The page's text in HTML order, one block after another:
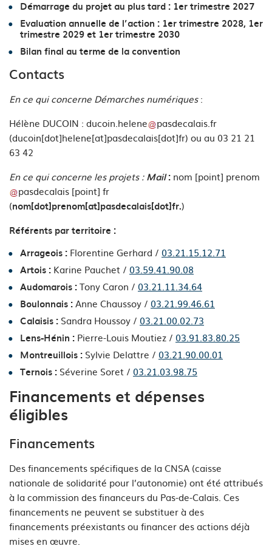
Démarrage du projet au plus tard : 1er trimestre 2027
Evaluation annuelle de l’action : 1er trimestre 2028, 1er
trimestre 2029 et 1er trimestre 2030
Bilan final au terme de la convention
Contacts
En ce qui concerne Démarches numériques:
Hélène DUCOIN : ducoin.helene pasdecalais.fr
(ducoin[dot]helene[at]pasdecalais[dot]fr) ou au 03 21 21
63 42
En ce qui concerne les projets :Mail: nom [point] prenom
pasdecalais [point] fr
(nom[dot]prenom[at]pasdecalais[dot]fr.)
Référents par territoire :
Arrageois : Florentine Gerhard / 03.21.15.12.71
Artois : Karine Pauchet / 03.59.41.90.08
Audomarois :Tony Caron / 03.21.11.34.64
Boulonnais :Anne Chaussoy / 03.21.99.46.61
Calaisis : Sandra Houssoy / 03.21.00.02.73
Lens-Hénin : Pierre-Louis Moutiez / 03.91.83.80.25
Montreuillois : Sylvie Delattre / 03.21.90.00.01
Ternois : Séverine Soret / 03.21.03.98.75
Financements et dépenses
éligibles
Financements
Des financements spécifiques de la CNSA (caisse
nationale de solidarité pour l’autonomie) ont été attribués
à la commission des financeurs du Pas-de-Calais. Ces
financements ne peuvent se substituer à des
financements préexistants ou financer des actions déjà
mises en œuvre.